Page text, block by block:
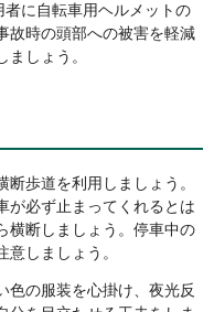
に自転車用ヘルメットの
故時の頭部への被害を軽減
しょう。
歩道を利用しましょう。
が必ず止まってくれるとは
横断しましょう。停車中の
しましょう。
色の服装を心掛け、夜光反